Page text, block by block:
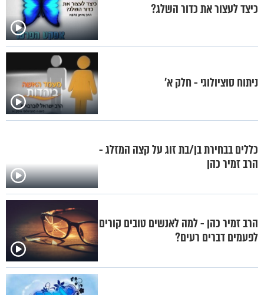
כיצד לעצור את כדור השלג?
ניתוח סוציולוגי - חלק א’
כללים בבחירת בן/בת זוג על קצה המזלג -
הרב זמיר כהן
הרב זמיר כהן - למה לאנשים טובים קורים
לפעמים דברים רעים?